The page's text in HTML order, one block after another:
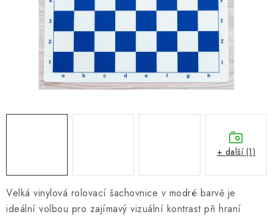
ŠACHOVÝ MERCH
Velká vinylová rolovací šachovnice v modré barvě je
ideální volbou pro zajímavý vizuální kontrast při hraní
+ další (1)